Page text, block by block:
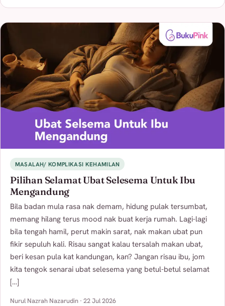
MASALAH/ KOMPLIKASI KEHAMILAN
Pilihan Selamat Ubat Selesema Untuk Ibu
Mengandung
Bila badan mula rasa nak demam, hidung pulak tersumbat,
memang hilang terus mood nak buat kerja rumah. Lagi-lagi
bila tengah hamil, perut makin sarat, nak makan ubat pun
fikir sepuluh kali. Risau sangat kalau tersalah makan ubat,
beri kesan pula kat kandungan, kan? Jangan risau ibu, jom
kita tengok senarai ubat selesema yang betul-betul selamat
[…]
Nurul Nazrah Nazarudin · 22 Jul 2026